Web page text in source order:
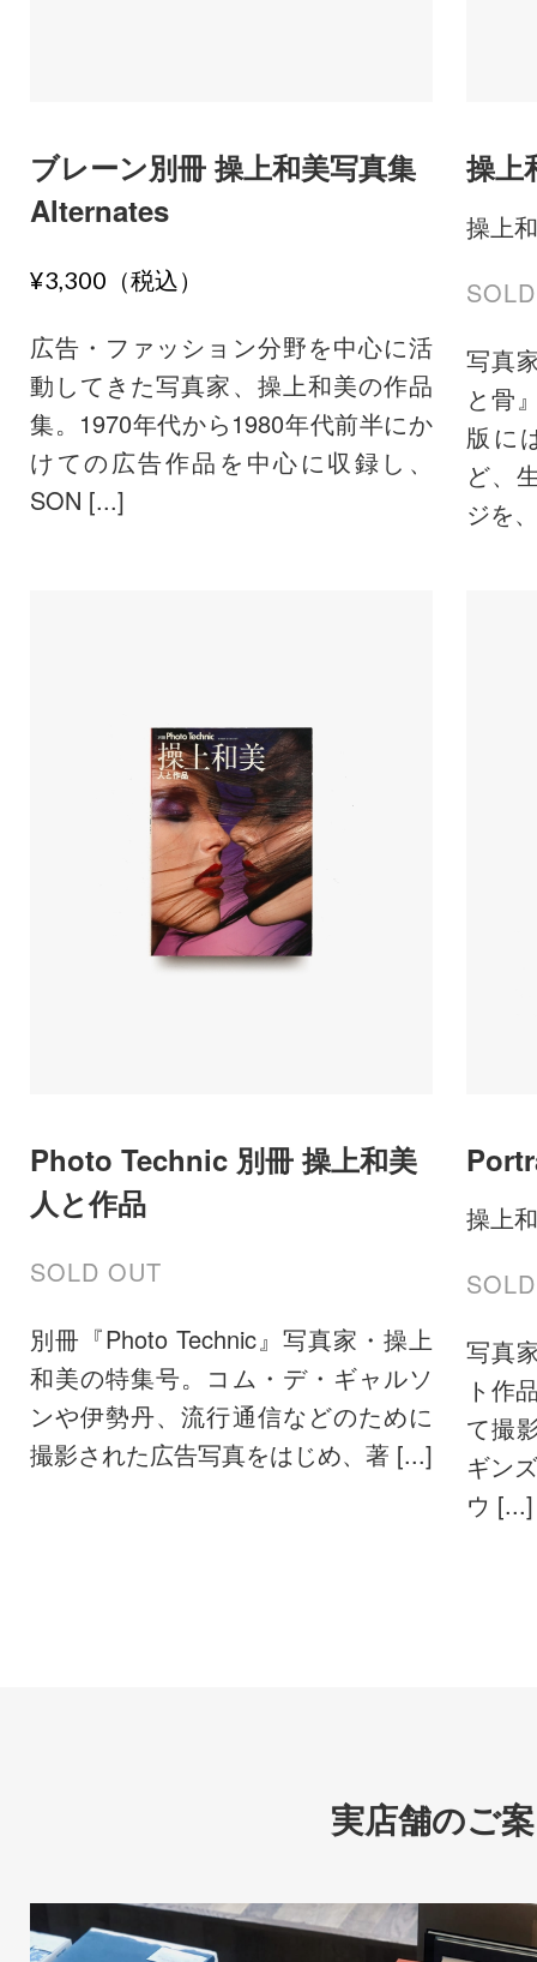
ブレーン別冊 操上和美写真集
Alternates
¥3,300（税込）
広告・ファッション分野を中心に活
動してきた写真家、操上和美の作品
集。1970年代から1980年代前半にか
けての広告作品を中心に収録し、
SON [...]
操上
操上
写真
と骨
版に
ど、
ジを
Photo Technic 別冊 操上和美
人と作品
SOLD OUT
別冊『Photo Technic』写真家・操上
和美の特集号。コム・デ・ギャルソ
ンや伊勢丹、流行通信などのために
撮影された広告写真をはじめ、著 [...]
操上
写真
ト作
て撮
ギン
ウ [...]
実店舗のご